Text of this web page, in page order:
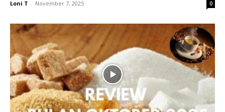
Loni T - November 7, 2025 0